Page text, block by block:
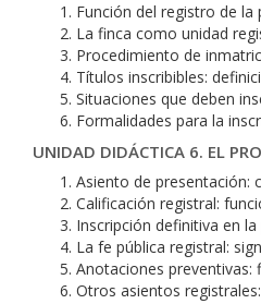
Función del registro de la
La finca como unidad
Procedimiento de
Títulos inscribibles:
Situaciones que deben
Formalidades para la
UNIDAD DIDÁCTICA 6. EL
Asiento de presentación:
Calificación registral:
Inscripción definitiva en la
La fe pública registral:
Anotaciones preventivas:
Otros asientos